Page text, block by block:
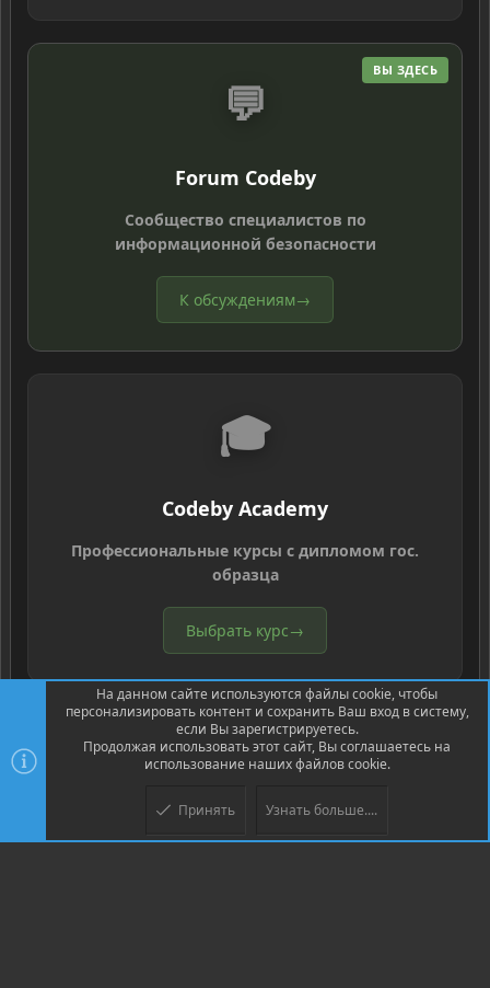
ВЫ ЗДЕСЬ
💬
Forum Codeby
Сообщество специалистов по
информационной безопасности
К обсуждениям→
🎓
Codeby Academy
Профессиональные курсы с дипломом гос.
образца
Выбрать курс→
Community platform by XenForo ® © 2010-2026 XenForo Ltd.
© Jason Axelrod of 8WAYRUN
На данном сайте используются файлы cookie, чтобы
персонализировать контент и сохранить Ваш вход в систему,
если Вы зарегистрируетесь.
Продолжая использовать этот сайт, Вы соглашаетесь на
использование наших файлов cookie.
Принять Узнать больше....